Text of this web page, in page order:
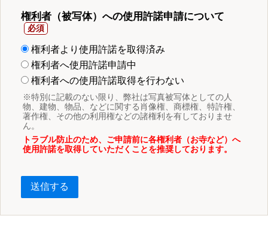
権利者（被写体）への使用許諾申請について
権利者より使用許諾を取得済み
権利者へ使用許諾申請中
権利者への使用許諾取得を行わない
※特別に記載のない限り、弊社は写真被写体としての人
物、建物、物品、などに関する肖像権、商標権、特許権、
著作権、その他の利用権などの諸権利を有しておりませ
ん。
トラブル防止のため、ご申請前に各権利者（お寺など）へ
使用許諾を取得していただくことを推奨しております。
送信する